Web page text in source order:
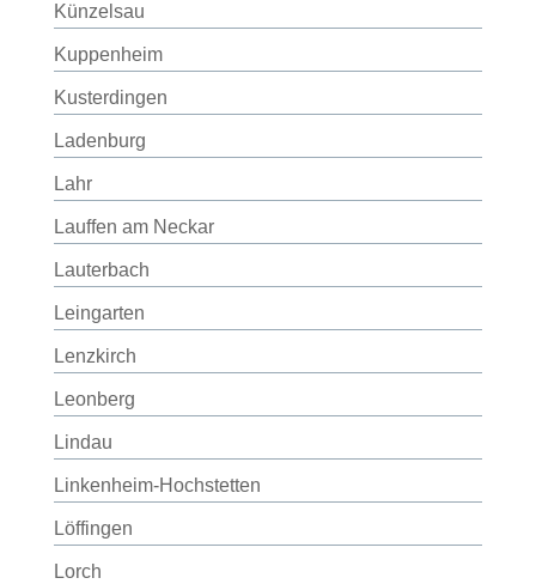
Künzelsau
Kuppenheim
Kusterdingen
Ladenburg
Lahr
Lauffen am Neckar
Lauterbach
Leingarten
Lenzkirch
Leonberg
Lindau
Linkenheim-Hochstetten
Löffingen
Lorch